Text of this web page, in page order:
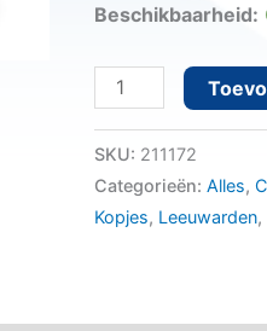
Beschikbaarheid:
Leeuwarden mok
SKU: 211172
Categorieën: Alles,
Kopjes, Leeuwarden,